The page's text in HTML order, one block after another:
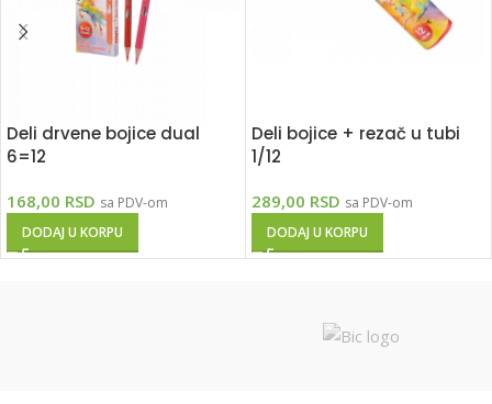
Deli drvene bojice dual
6=12
168,00 RSD sa PDV-om
DODAJ U KORPU
Deli bojice + rezač u tubi
1/12
289,00 RSD sa PDV-om
DODAJ U KORPU